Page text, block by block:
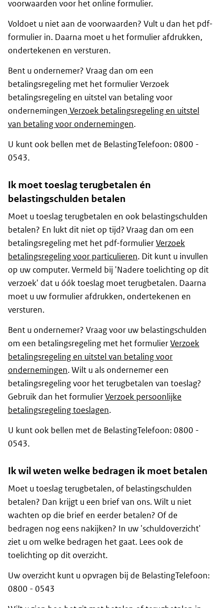
voorwaarden voor het online formulier.
Voldoet u niet aan de voorwaarden? Vult u dan het pdf-
formulier in. Daarna moet u het formulier afdrukken,
ondertekenen en versturen.
Bent u ondernemer? Vraag dan om een
betalingsregeling met het formulier Verzoek
betalingsregeling en uitstel van betaling voor
ondernemingen Verzoek betalingsregeling en uitstel
van betaling voor ondernemingen.
U kunt ook bellen met de BelastingTelefoon: 0800 -
0543.
Ik moet toeslag terugbetalen én
belastingschulden betalen
Moet u toeslag terugbetalen en ook belastingschulden
betalen? En lukt dit niet op tijd? Vraag dan om een
betalingsregeling met het pdf-formulierVerzoek
betalingsregeling voor particulieren. Dit kunt u invullen
op uw computer. Vermeld bij 'Nadere toelichting op dit
verzoek' dat u óók toeslag moet terugbetalen. Daarna
moet u uw formulier afdrukken, ondertekenen en
versturen.
Bent u ondernemer? Vraag voor uw belastingschulden
om een betalingsregeling met het formulierVerzoek
betalingsregeling en uitstel van betaling voor
ondernemingen. Wilt u als ondernemer een
betalingsregeling voor het terugbetalen van toeslag?
Gebruik dan het formulierVerzoek persoonlijke
betalingsregeling toeslagen.
U kunt ook bellen met de BelastingTelefoon: 0800 -
0543.
Ik wil weten welke bedragen ik moet betalen
Moet u toeslag terugbetalen, of belastingschulden
betalen? Dan krijgt u een brief van ons. Wilt u niet
wachten op die brief en eerder betalen? Of de
bedragen nog eens nakijken? In uw 'schuldoverzicht'
ziet u om welke bedragen het gaat. Lees ook de
toelichting op dit overzicht.
Uw overzicht kunt u opvragen bij de BelastingTelefoon:
0800 - 0543